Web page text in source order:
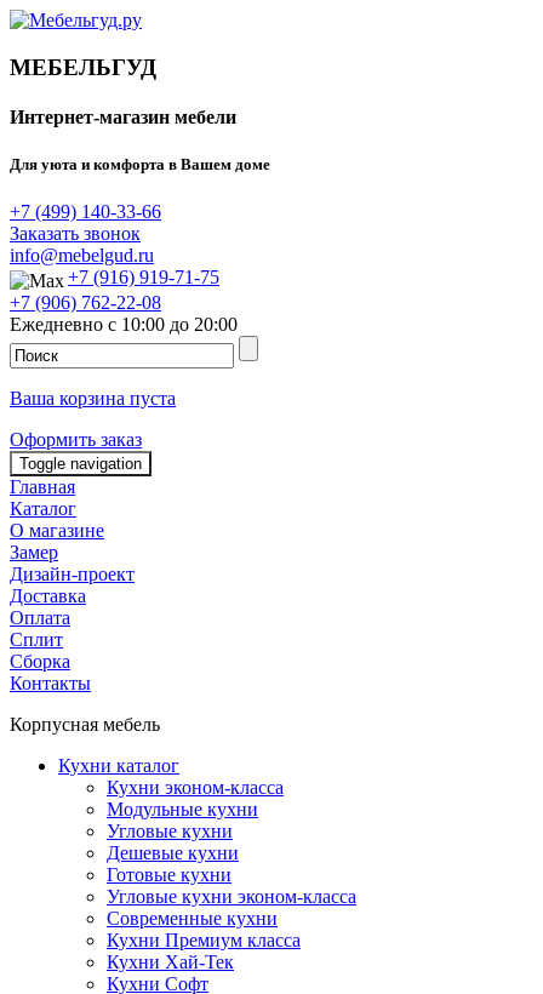
МЕБЕЛЬГУД
Интернет-магазин мебели
Для уюта и комфорта в Вашем доме
+7 (499) 140-33-66
Заказать звонок
info@mebelgud.ru
+7 (916) 919-71-75
+7 (906) 762-22-08
Ежедневно с 10:00 до 20:00
Ваша корзина пуста
Оформить заказ
Toggle navigation
Главная
Каталог
О магазине
Замер
Дизайн-проект
Доставка
Оплата
Сплит
Сборка
Контакты
Корпусная мебель
Кухни каталог
Кухни эконом-класса
Модульные кухни
Угловые кухни
Дешевые кухни
Готовые кухни
Угловые кухни эконом-класса
Современные кухни
Кухни Премиум класса
Кухни Хай-Тек
Кухни Софт